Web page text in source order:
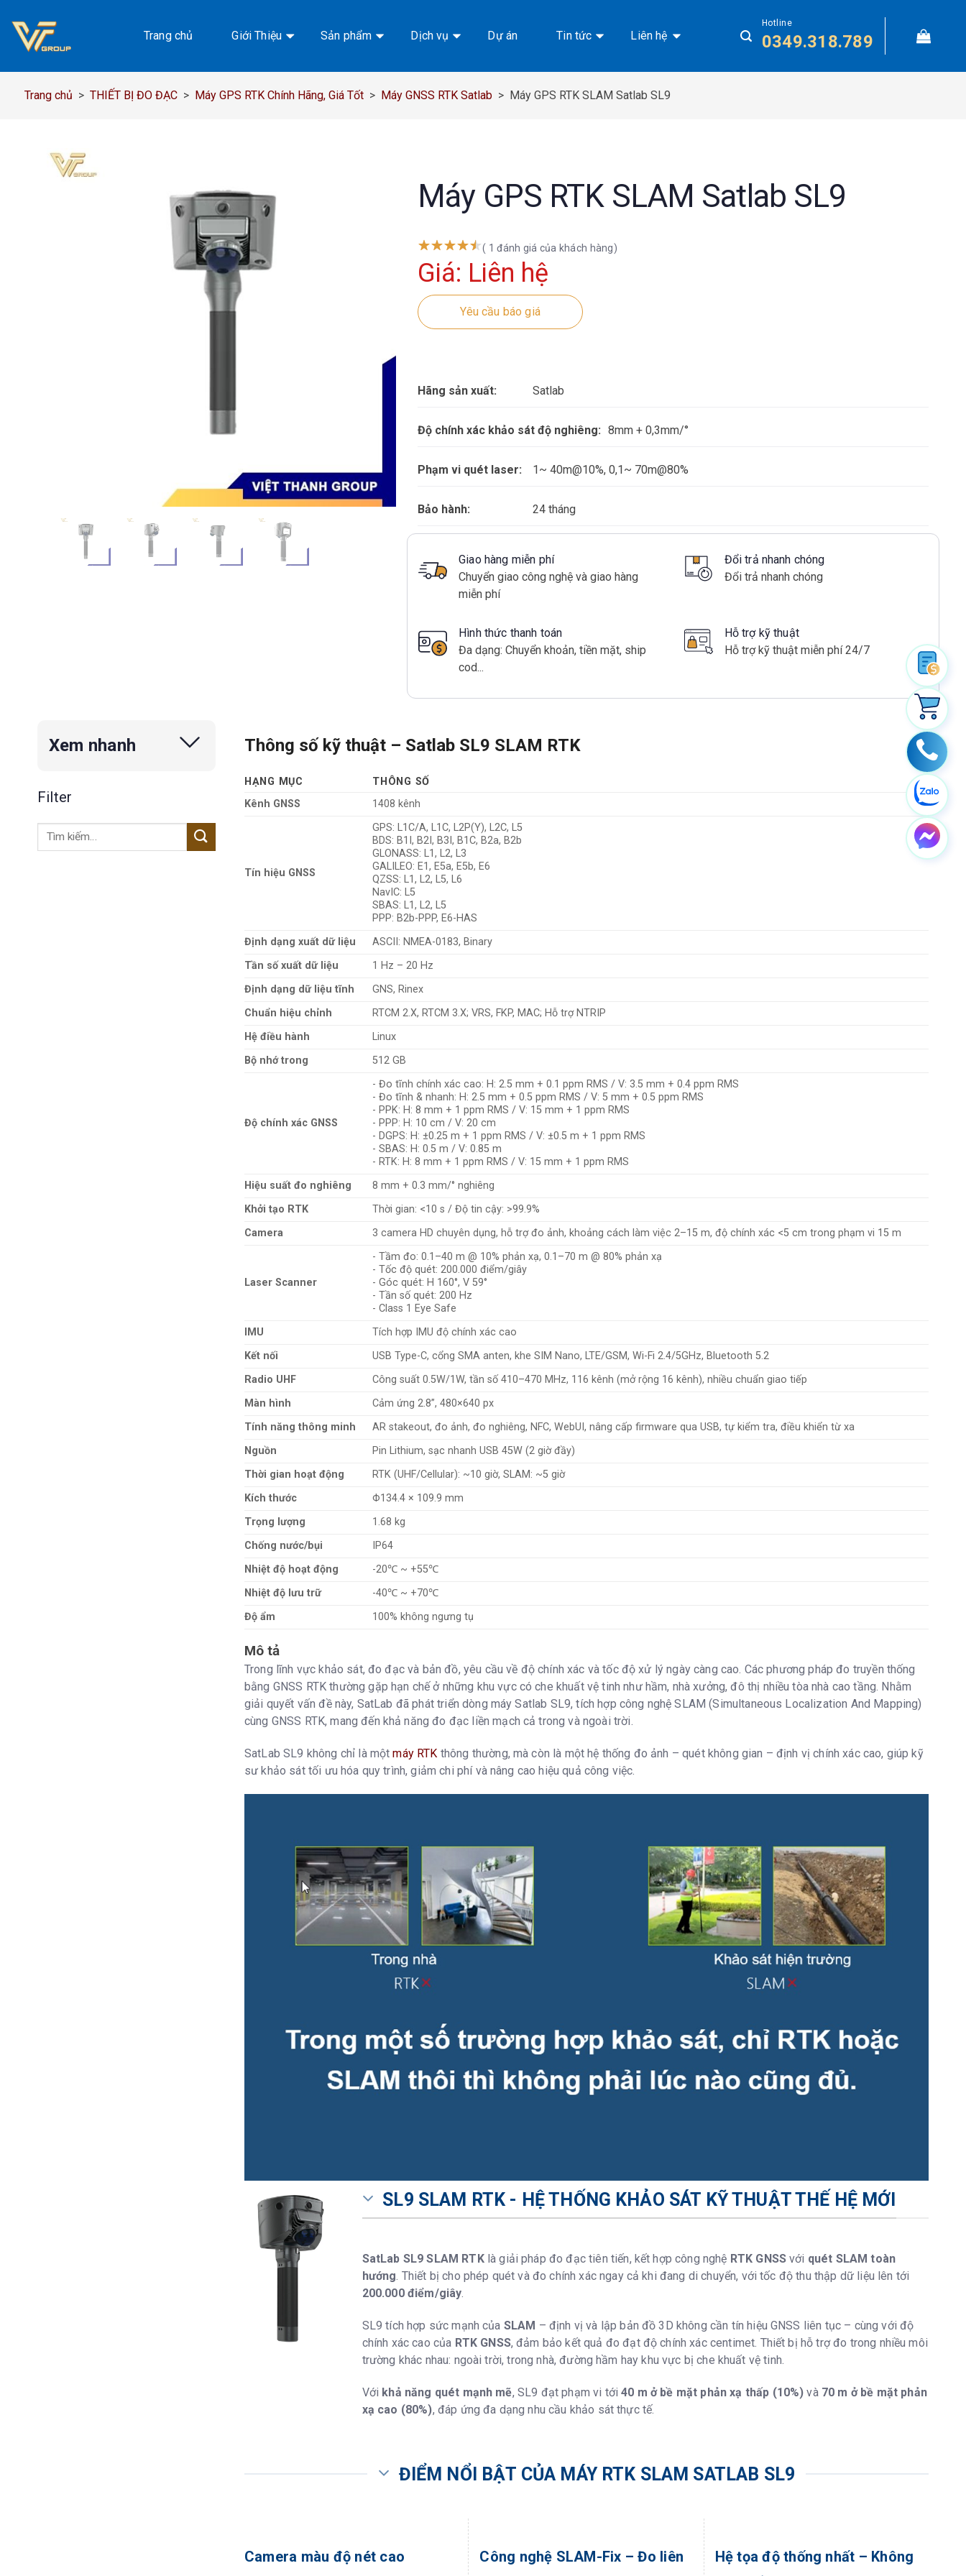
đến
Trang chủ Giới Thiệu Sản phẩm Dịch vụ Dự án Tin tức Liên hệ
Hotline
0349.318.789
Trang chủ > THIẾT BỊ ĐO ĐẠC > Máy GPS RTK Chính Hãng, Giá Tốt > Máy GNSS RTK Satlab > Máy GPS RTK SLAM Satlab SL9
Máy GPS RTK SLAM Satlab SL9
( 1 đánh giá của khách hàng)
Giá: Liên hệ
Yêu cầu báo giá
Hãng sản xuất: Satlab
Độ chính xác khảo sát độ nghiêng: 8mm + 0,3mm/°
Phạm vi quét laser: 1~ 40m@10%, 0,1~ 70m@80%
Bảo hành: 24 tháng
Giao hàng miễn phí
Chuyển giao công nghệ và giao hàng
miễn phí
Đổi trả nhanh chóng
Đổi trả nhanh chóng
Hình thức thanh toán
Đa dạng: Chuyển khoản, tiền mặt, ship
cod...
Hỗ trợ kỹ thuật
Hỗ trợ kỹ thuật miễn phí 24/7
Xem nhanh
Filter
Tìm
Thông số kỹ thuật – Satlab SL9 SLAM RTK
HẠNG MỤC
THÔNG SỐ
Kênh GNSS
1408 kênh
Tín hiệu GNSS
GPS: L1C/A, L1C, L2P(Y), L2C, L5
BDS: B1I, B2I, B3I, B1C, B2a, B2b
GLONASS: L1, L2, L3
GALILEO: E1, E5a, E5b, E6
QZSS: L1, L2, L5, L6
NavIC: L5
SBAS: L1, L2, L5
PPP: B2b-PPP, E6-HAS
Định dạng xuất dữ liệu
ASCII: NMEA-0183, Binary
Tần số xuất dữ liệu
1 Hz – 20 Hz
Định dạng dữ liệu tĩnh
GNS, Rinex
Chuẩn hiệu chỉnh
RTCM 2.X, RTCM 3.X; VRS, FKP, MAC; Hỗ trợ NTRIP
Hệ điều hành
Linux
Bộ nhớ trong
512 GB
Độ chính xác GNSS
- Đo tĩnh chính xác cao: H: 2.5 mm + 0.1 ppm RMS / V: 3.5 mm + 0.4 ppm RMS
- Đo tĩnh & nhanh: H: 2.5 mm + 0.5 ppm RMS / V: 5 mm + 0.5 ppm RMS
- PPK: H: 8 mm + 1 ppm RMS / V: 15 mm + 1 ppm RMS
- PPP: H: 10 cm / V: 20 cm
- DGPS: H: ±0.25 m + 1 ppm RMS / V: ±0.5 m + 1 ppm RMS
- SBAS: H: 0.5 m / V: 0.85 m
- RTK: H: 8 mm + 1 ppm RMS / V: 15 mm + 1 ppm RMS
Hiệu suất đo nghiêng
8 mm + 0.3 mm/° nghiêng
Khởi tạo RTK
Thời gian: <10 s / Độ tin cậy: >99.9%
Camera
3 camera HD chuyên dụng, hỗ trợ đo ảnh, khoảng cách làm việc 2–15 m, độ chính xác <5 cm trong phạm vi 15 m
Laser Scanner
- Tầm đo: 0.1–40 m @ 10% phản xạ, 0.1–70 m @ 80% phản xạ
- Tốc độ quét: 200.000 điểm/giây
- Góc quét: H 160°, V 59°
- Tần số quét: 200 Hz
- Class 1 Eye Safe
IMU
Tích hợp IMU độ chính xác cao
Kết nối
USB Type-C, cổng SMA anten, khe SIM Nano, LTE/GSM, Wi-Fi 2.4/5GHz, Bluetooth 5.2
Radio UHF
Công suất 0.5W/1W, tần số 410–470 MHz, 116 kênh (mở rộng 16 kênh), nhiều chuẩn giao tiếp
Màn hình
Cảm ứng 2.8”, 480×640 px
Tính năng thông minh
AR stakeout, đo ảnh, đo nghiêng, NFC, WebUI, nâng cấp firmware qua USB, tự kiểm tra, điều khiển từ xa
Nguồn
Pin Lithium, sạc nhanh USB 45W (2 giờ đầy)
Thời gian hoạt động
RTK (UHF/Cellular): ~10 giờ, SLAM: ~5 giờ
Kích thước
Φ134.4 × 109.9 mm
Trọng lượng
1.68 kg
Chống nước/bụi
IP64
Nhiệt độ hoạt động
-20℃ ~ +55℃
Nhiệt độ lưu trữ
-40℃ ~ +70℃
Độ ẩm
100% không ngưng tụ
Mô tả
Trong lĩnh vực khảo sát, đo đạc và bản đồ, yêu cầu về độ chính xác và tốc độ xử lý ngày càng cao. Các phương pháp đo truyền thống
bằng GNSS RTK thường gặp hạn chế ở những khu vực có che khuất vệ tinh như hầm, nhà xưởng, đô thị nhiều tòa nhà cao tầng. Nhằm
giải quyết vấn đề này, SatLab đã phát triển dòng máy Satlab SL9, tích hợp công nghệ SLAM (Simultaneous Localization And Mapping)
cùng GNSS RTK, mang đến khả năng đo đạc liền mạch cả trong và ngoài trời.
SatLab SL9 không chỉ là mộtmáy RTK thông thường, mà còn là một hệ thống đo ảnh – quét không gian – định vị chính xác cao, giúp kỹ
sư khảo sát tối ưu hóa quy trình, giảm chi phí và nâng cao hiệu quả công việc.
SL9 SLAM RTK - HỆ THỐNG KHẢO SÁT KỸ THUẬT THẾ HỆ MỚI
SatLab SL9 SLAM RTKlà giải pháp đo đạc tiên tiến, kết hợp công nghệ RTK GNSSvới quét SLAM toàn
hướng. Thiết bị cho phép quét và đo chính xác ngay cả khi đang di chuyển, với tốc độ thu thập dữ liệu lên tới
200.000 điểm/giây.
SL9 tích hợp sức mạnh của SLAM – định vị và lập bản đồ 3D không cần tín hiệu GNSS liên tục – cùng với độ
chính xác cao của RTK GNSS, đảm bảo kết quả đo đạt độ chính xác centimet. Thiết bị hỗ trợ đo trong nhiều môi
trường khác nhau: ngoài trời, trong nhà, đường hầm hay khu vực bị che khuất vệ tinh.
Với khả năng quét mạnh mẽ, SL9 đạt phạm vi tới40 m ở bề mặt phản xạ thấp (10%) và 70 m ở bề mặt phản
xạ cao (80%), đáp ứng đa dạng nhu cầu khảo sát thực tế.
ĐIỂM NỔI BẬT CỦA MÁY RTK SLAM SATLAB SL9
Camera màu độ nét cao
Công nghệ SLAM-Fix – Đo liên
Hệ tọa độ thống nhất – Không